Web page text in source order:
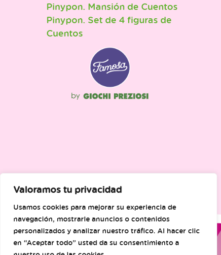
Valoramos tu privacidad
Usamos cookies para mejorar su experiencia de
navegación, mostrarle anuncios o contenidos
personalizados y analizar nuestro tráfico. Al hacer clic
en “Aceptar todo” usted da su consentimiento a
Pinypon. Mansión de Cuentos
Pinypon. Set de 4 figuras de
Cuentos